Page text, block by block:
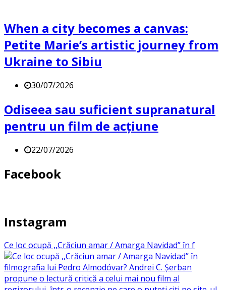
When a city becomes a canvas:
Petite Marie’s artistic journey from
Ukraine to Sibiu
30/07/2026
Odiseea sau suficient supranatural
pentru un film de acțiune
22/07/2026
Facebook
Instagram
Ce loc ocupă ,,Crăciun amar / Amarga Navidad” în f